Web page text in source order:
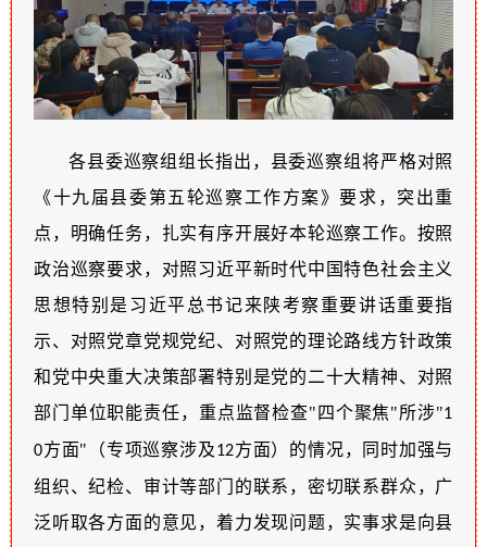
各县委巡察组组长指出 ，县委巡察组将严格对照
《十九届县委第五轮巡察工作方案》要求，突出重
点，明确任务，扎实有序开展好本轮巡察工作。按照
政治巡察要求，对照习近平新时代中国特色社会主义
思想特别是习近平总书记来陕考察重要讲话重要指
示、对照党章党规党纪、对照党的理论路线方针政策
和党中央重大决策部署特别是党的二十大精神、对照
部门单位职能责任，重点监督检查"四个聚焦"所涉"1
0方面"（专项巡察涉及12方面）的情况，同时加强与
组织、纪检、审计等部门的联系，密切联系群众，广
泛听取各方面的意见，着力发现问题，实事求是向县